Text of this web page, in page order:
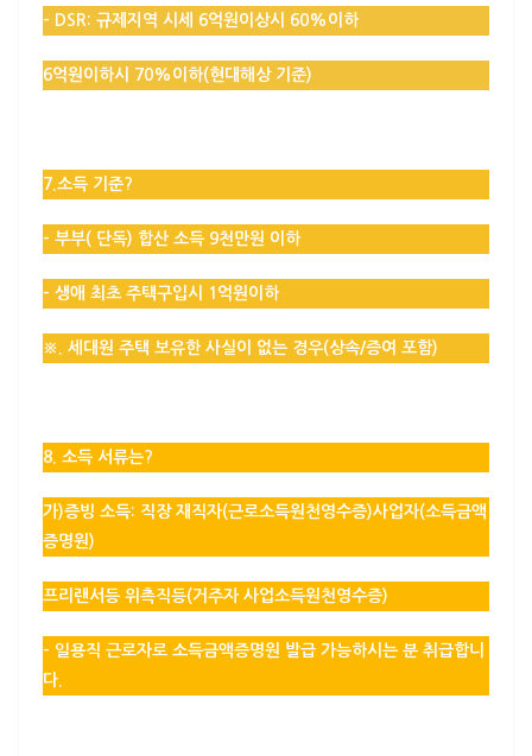
– DSR: 규제지역 시세 6억원이상시 60%이하
6억원이하시 70%이하(현대해상 기준)
7.소득 기준?
– 부부( 단독) 합산 소득 9천만원 이하
– 생애 최초 주택구입시 1억원이하
※. 세대원 주택 보유한 사실이 없는 경우(상속/증여 포함)
8. 소득 서류는?
가)증빙 소득: 직장 재직자(근로소득원천영수증)사업자(소득금액
증명원)
프리랜서등 위촉직등(거주자 사업소득원천영수증)
– 일용직 근로자로 소득금액증명원 발급 가능하시는 분 취급합니
다.